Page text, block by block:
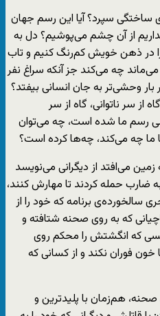
ساختگی سپرد؟ آیا این رسم جهان
از آن چشم می‌پوشیم؟ دل به
در ذهن خویش کم‌رنگ کنیم و تاب
می‌ماند چه می‌کند جز آنکه سراغ نفر
بار وحشی‌تر به جان انسانی بیفتد؟
از سر ناتوانی، گاه از سر
رسم ما شده است، چه می‌توان
ما چه‌ می‌کند، چه‌ها کرده‌ است؟
زمین می‌افتد از دیگرانی می‌نویسد
ضارب حمله کردند تا مهارش کنند،
سالخورده‌‌ی برنامه که خود را از
که به روی صحنه شتافته و
کسی که انگشتش را محکم روی
فوران نکند و از کسانی که
هم‌زمان با پلیدترین و